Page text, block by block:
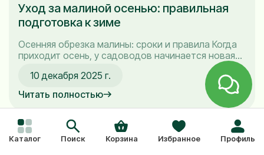
Каталог Поиск Корзина Избранное Профиль
Уход за малиной осенью: правильная
подготовка к зиме
Осенняя обрезка малины: сроки и правила Когда
приходит осень, у садоводов начинается новая
задача — обрезка малины. Это важный этап,
который позволяет не только улучшить урожай в
следующем году, но и обогатить кустарник. В
этой главе я расскажу вам о сроках обрезки
малины, правилах удаления отплодоносивших
побегов и дам советы...
10 декабря 2025 г.
Читать полностью